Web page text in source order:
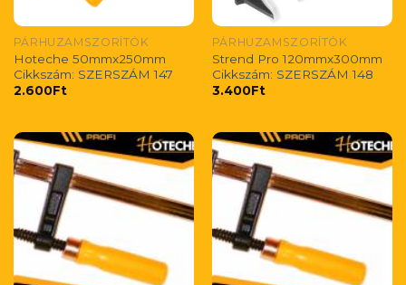
PÁRHUZAMSZORÍTÓK
Hoteche 50mmx250mm
Cikkszám: SZERSZÁM 147
2.600Ft
PÁRHUZAMSZORÍTÓK
Strend Pro 120mmx300mm
Cikkszám: SZERSZÁM 148
3.400Ft